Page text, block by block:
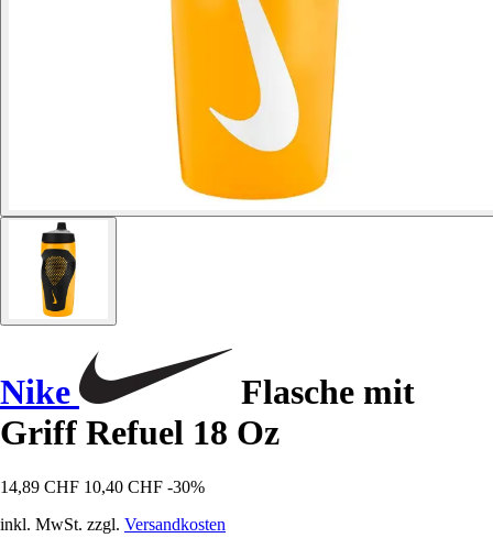
Nike
Flasche mit
Griff Refuel 18 Oz
14,89 CHF 10,40 CHF -30%
inkl. MwSt. zzgl. Versandkosten